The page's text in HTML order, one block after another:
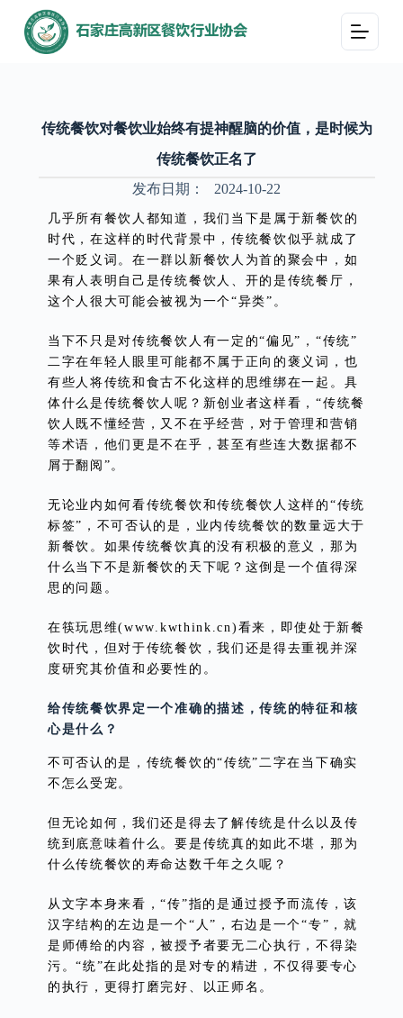
跳
过
传统餐饮对餐饮业始终有提神醒脑的价值，是时候为
传统餐饮正名了
发布日期：
2024-10-22
几乎所有餐饮人都知道，我们当下是属于新餐饮的
时代，在这样的时代背景中，传统餐饮似乎就成了
一个贬义词。在一群以新餐饮人为首的聚会中，如
果有人表明自己是传统餐饮人、开的是传统餐厅，
这个人很大可能会被视为一个“异类”。
当下不只是对传统餐饮人有一定的“偏见”，“传统”
二字在年轻人眼里可能都不属于正向的褒义词，也
有些人将传统和食古不化这样的思维绑在一起。具
体什么是传统餐饮人呢？新创业者这样看，“传统餐
饮人既不懂经营，又不在乎经营，对于管理和营销
等术语，他们更是不在乎，甚至有些连大数据都不
屑于翻阅”。
无论业内如何看传统餐饮和传统餐饮人这样的“传统
标签”，不可否认的是，业内传统餐饮的数量远大于
新餐饮。如果传统餐饮真的没有积极的意义，那为
什么当下不是新餐饮的天下呢？这倒是一个值得深
思的问题。
在筷玩思维(www.kwthink.cn)看来，即使处于新餐
饮时代，但对于传统餐饮，我们还是得去重视并深
度研究其价值和必要性的。
给传统餐饮界定一个准确的描述，传统的特征和核
心是什么？
不可否认的是，传统餐饮的“传统”二字在当下确实
不怎么受宠。
但无论如何，我们还是得去了解传统是什么以及传
统到底意味着什么。要是传统真的如此不堪，那为
什么传统餐饮的寿命达数千年之久呢？
从文字本身来看，“传”指的是通过授予而流传，该
汉字结构的左边是一个“人”，右边是一个“专”，就
是师傅给的内容，被授予者要无二心执行，不得染
污。“统”在此处指的是对专的精进，不仅得要专心
的执行，更得打磨完好、以正师名。